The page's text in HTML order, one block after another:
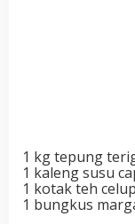
1 kg tepung
1 kaleng susu
1 kotak teh
1 bungkus